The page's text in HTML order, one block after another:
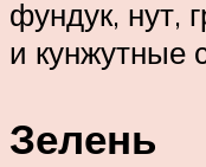
фундук, нут,
и кунжутные
Зелень